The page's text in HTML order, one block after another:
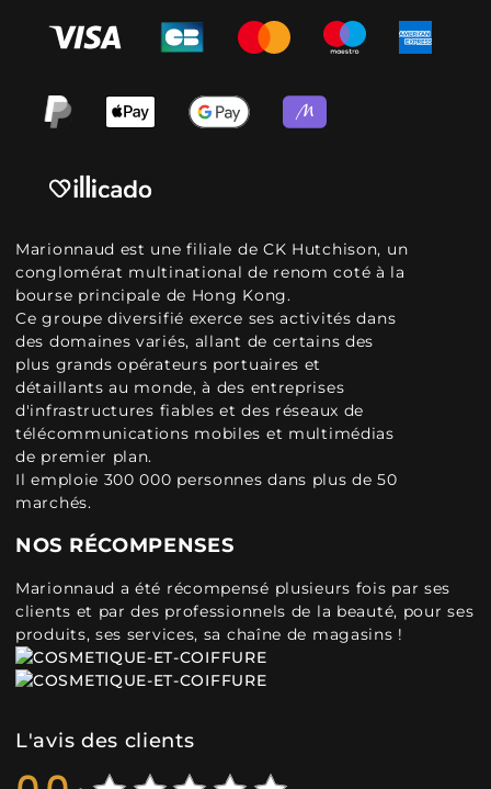
Marionnaud est une filiale de CK Hutchison, un
conglomérat multinational de renom coté à la
bourse principale de Hong Kong.
Ce groupe diversifié exerce ses activités dans
des domaines variés, allant de certains des
plus grands opérateurs portuaires et
détaillants au monde, à des entreprises
d'infrastructures fiables et des réseaux de
télécommunications mobiles et multimédias
de premier plan.
Il emploie 300 000 personnes dans plus de 50
marchés.
NOS RÉCOMPENSES
Marionnaud a été récompensé plusieurs fois par ses
clients et par des professionnels de la beauté, pour ses
produits, ses services, sa chaîne de magasins !
L'avis des clients